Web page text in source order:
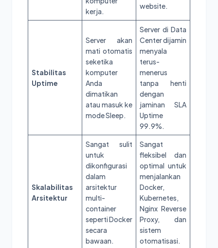
kerja.
website.
Stabilitas
Uptime
Server akan
mati otomatis
seketika
komputer
Anda
dimatikan
atau masuk ke
mode Sleep.
Server di Data
Center dijamin
menyala
terus-
menerus
tanpa henti
dengan
jaminan SLA
Uptime
99.9%.
Skalabilitas
Arsitektur
Sangat sulit
untuk
dikonfigurasi
dalam
arsitektur
multi-
container
seperti Docker
secara
bawaan.
Sangat
fleksibel dan
optimal untuk
menjalankan
Docker,
Kubernetes,
Nginx Reverse
Proxy, dan
sistem
otomatisasi.